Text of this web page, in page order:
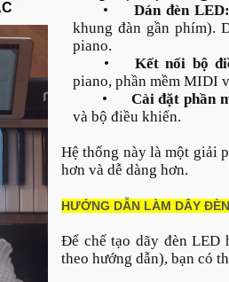
• Dán đèn LED:
khung đàn gần phím).
piano.
•
Kết nối bộ
piano, phần mềm MIDI
•
Cài đặt phần
và bộ điều khiển.
Hệ thống này là một giải
hơn và dễ dàng hơn.
HƯỚNG DẪN LÀM DÂY
Để chế tạo dãy đèn LED
theo hướng dẫn), bạn có